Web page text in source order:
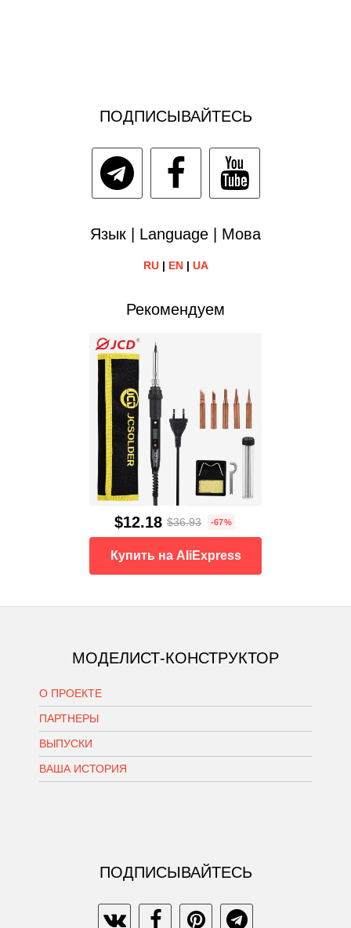
ПОДПИСЫВАЙТЕСЬ
Язык | Language | Мова
RU| EN| UA
Рекомендуем
$12.18 $36.93 -67%
Купить на AliExpress
МОДЕЛИСТ-КОНСТРУКТОР
О ПРОЕКТЕ
ПАРТНЕРЫ
ВЫПУСКИ
ВАША ИСТОРИЯ
ПОДПИСЫВАЙТЕСЬ